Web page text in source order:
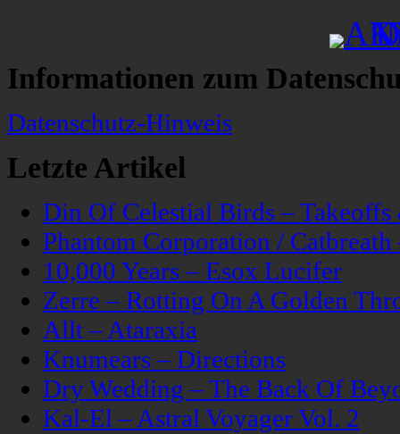
Informationen zum
Datenschutz-Hinweis
Letzte Artikel
Din Of Celestial Birds –
Phantom Corporation /
10,000 Years – Esox Lucifer
Zerre – Rotting On A Golden
Allt – Ataraxia
Knumears – Directions
Dry Wedding – The Back Of
Kal-El – Astral Voyager Vol. 2